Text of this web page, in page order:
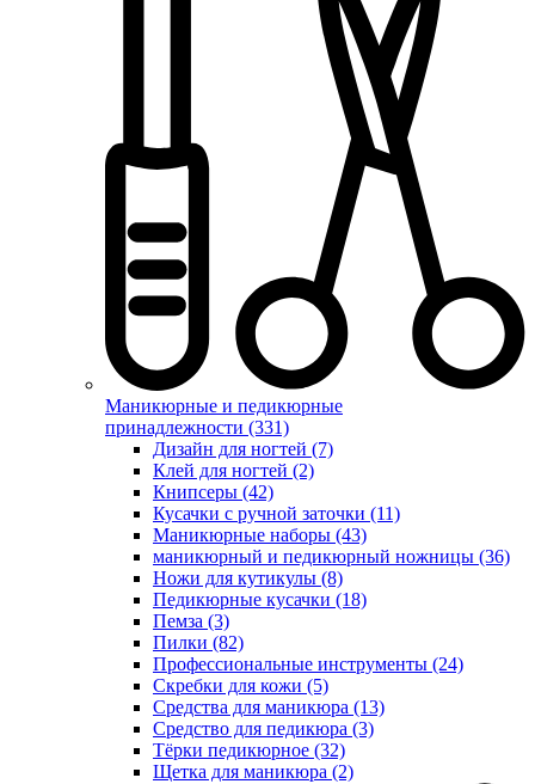
Маникюрные и педикюрные
принадлежности (331)
Дизайн для ногтей (7)
Клей для ногтей (2)
Книпсеры (42)
Кусачки с ручной заточки (11)
Маникюрные наборы (43)
маникюрный и педикюрный ножницы (36)
Ножи для кутикулы (8)
Педикюрные кусачки (18)
Пемза (3)
Пилки (82)
Профессиональные инструменты (24)
Скребки для кожи (5)
Средства для маникюра (13)
Средство для педикюра (3)
Тёрки педикюрное (32)
Щетка для маникюра (2)